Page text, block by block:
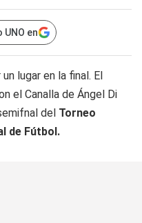
UNO en
un lugar en la final. El
el Canalla de Ángel Di
del Torneo
de Fútbol.